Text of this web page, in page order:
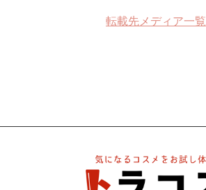
転載先メディア一覧